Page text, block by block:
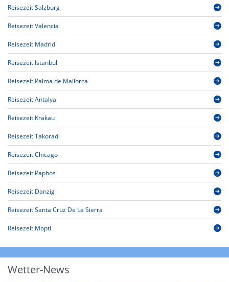
Reisezeit Salzburg
Reisezeit Valencia
Reisezeit Madrid
Reisezeit Istanbul
Reisezeit Palma de Mallorca
Reisezeit Antalya
Reisezeit Krakau
Reisezeit Takoradi
Reisezeit Chicago
Reisezeit Paphos
Reisezeit Danzig
Reisezeit Santa Cruz De La Sierra
Reisezeit Mopti
Wetter-News